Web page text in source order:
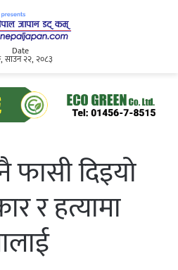
Date
साउन २२, २०८३
फासी दिइयो
र हत्यामा